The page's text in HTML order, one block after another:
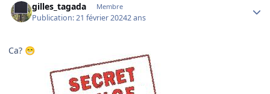
gilles_tagada Membre
Publication:21 février 20242 ans
Ca? 😁